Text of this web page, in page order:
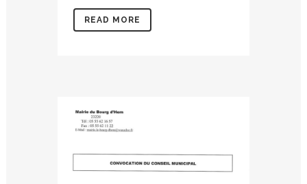
READ MORE